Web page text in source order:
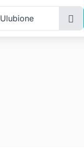
Ulubione